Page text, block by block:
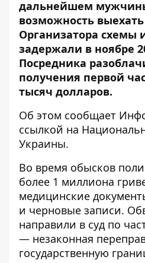
дальнейшем
возможность
Организатора схемы
задержали в ноябре
Посредника
получения первой
тысяч долларов.
Об этом сообщает
ссылкой на
Украины.
Во время обысков
более 1 миллиона
медицинские
и черновые записи.
направили в суд по
— незаконная
государственную